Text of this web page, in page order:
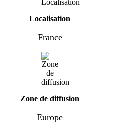
Localisation
France
Zone de diffusion
Europe